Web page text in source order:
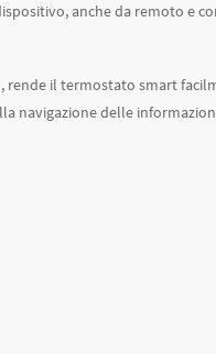
anche da remoto e
rende il termostato smart
navigazione delle